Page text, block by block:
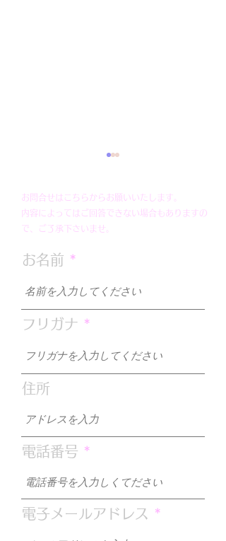
謹賀新年
お問合せはこちらからお願いいたします。
内容によってはご回答できない場合もありますの
で、ご了承下さいませ。
お名前
フリガナ
住所
電話番号
電子メールアドレス